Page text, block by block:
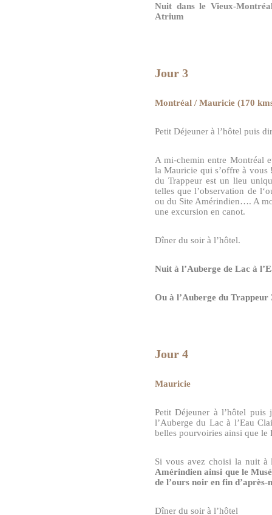
Nuit dans le Vieux-
Atrium
Jour 3
Montréal / Mauricie (170
Petit Déjeuner à l’hôtel puis
A mi-chemin entre Montréal
la Mauricie qui s’offre à vous
du Trappeur est un lieu
telles que l’observation de
ou du Site Amérindien…. A
une excursion en canot.
Dîner du soir à l’hôtel.
Nuit à l’Auberge de Lac à
Ou à l’Auberge du Trappeur
Jour 4
Mauricie
Petit Déjeuner à l’hôtel
l’Auberge du Lac à l’Eau
belles pourvoiries ainsi que le
Si vous avez choisi la nuit à
Amérindien ainsi que le
de l’ours noir en fin d’après-
Dîner du soir à l’hôtel